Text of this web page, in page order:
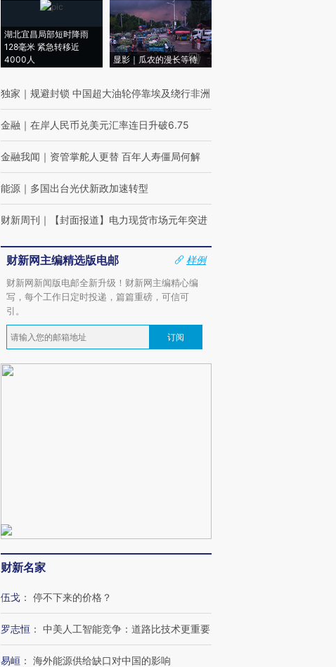
湖北宜昌局部短时降雨
128毫米 紧急转移近
4000人
显影｜瓜农的漫长等待
独家 ｜ 规避封锁 中国超大油轮停靠埃及绕行非洲
金融 ｜ 在岸人民币兑美元汇率连日升破6.75
金融我闻 ｜ 资管掌舵人更替 百年人寿僵局何解
能源 ｜ 多国出台光伏新政加速转型
财新周刊 ｜ 【封面报道】电力现货市场元年突进
财新网主编精选版电邮
样例
财新网新闻版电邮全新升级！财新网主编精心编
写，每个工作日定时投递，篇篇重磅，可信可
引。
订阅
财新名家
伍戈 ： 停不下来的价格？
罗志恒 ： 中美人工智能竞争：道路比技术更重要
易峘 ： 海外能源供给缺口对中国的影响